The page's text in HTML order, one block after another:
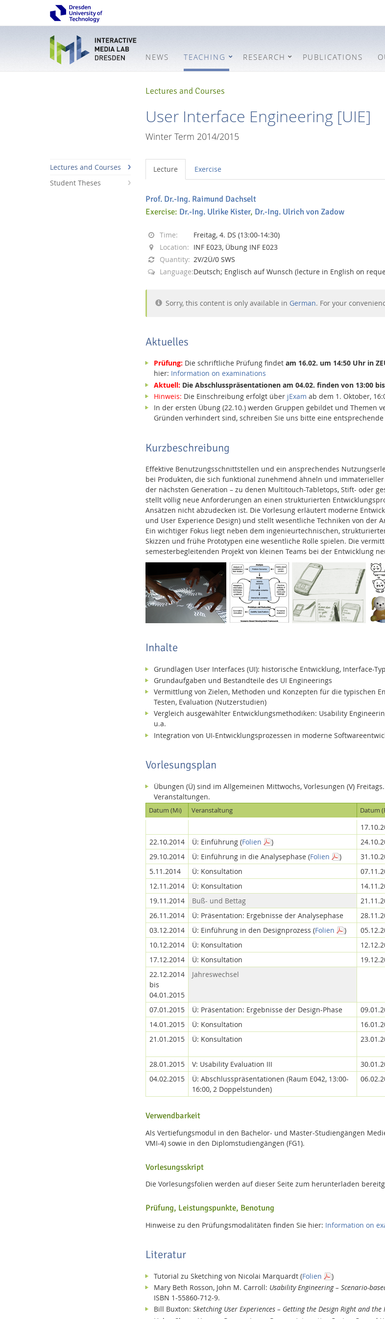
NEWS TEACHING RESEARCH PUBLICATIONS
Lectures and Courses
User Interface Engineering [UIE]
Winter Term 2014/2015
Lectures and Courses
Student Theses
Lecture Exercise
Prof. Dr.-Ing. Raimund Dachselt
Exercise: Dr.-Ing. Ulrike Kister, Dr.-Ing. Ulrich von Zadow
Time:
Freitag, 4. DS (13:00-14:30)
Location: INF E023, Übung INF E023
Quantity: 2V/2Ü/0 SWS
Language:Deutsch; Englisch auf Wunsch (lecture in English on
Sorry, this content is only available in German. For your
Aktuelles
Prüfung: Die schriftliche Prüfung findet am 16.02. um 14:50 Uhr in
hier: Information on examinations
Aktuell: Die Abschlusspräsentationen am 04.02. finden von 13:00
Hinweis: Die Einschreibung erfolgt über jExam ab dem 1. Oktober,
In der ersten Übung (22.10.) werden Gruppen gebildet und Themen
Gründen verhindert sind, schreiben Sie uns bitte eine
Kurzbeschreibung
Effektive Benutzungsschnittstellen und ein ansprechendes
bei Produkten, die sich funktional zunehmend ähneln und
der nächsten Generation – zu denen Multitouch-Tabletops, Stift- oder
stellt völlig neue Anforderungen an einen strukturierten
Ansätzen nicht abzudecken ist. Die Vorlesung erläutert moderne
und User Experience Design) und stellt wesentliche Techniken von
Ein wichtiger Fokus liegt neben dem ingenieurtechnischen,
Skizzen und frühe Prototypen eine wesentliche Rolle spielen. Die
semesterbegleitenden Projekt von kleinen Teams bei der Entwicklung
Inhalte
Grundlagen User Interfaces (UI): historische Entwicklung, Interface-
Grundaufgaben und Bestandteile des UI Engineerings
Vermittlung von Zielen, Methoden und Konzepten für die typischen
Testen, Evaluation (Nutzerstudien)
Vergleich ausgewählter Entwicklungsmethodiken: Usability
u.a.
Integration von UI-Entwicklungsprozessen in moderne
Vorlesungsplan
Übungen (Ü) sind im Allgemeinen Mittwochs, Vorlesungen (V)
Veranstaltungen.
Datum (Mi) Veranstaltung Datum
22.10.2014
Ü: Einführung (Folien )
29.10.2014
Ü: Einführung in die Analysephase (Folien )
5.11.2014
Ü: Konsultation
12.11.2014
Ü: Konsultation
19.11.2014
Buß- und Bettag
26.11.2014
Ü: Präsentation: Ergebnisse der Analysephase
03.12.2014
Ü: Einführung in den Designprozess (Folien )
10.12.2014
Ü: Konsultation
17.12.2014
Ü: Konsultation
22.12.2014
bis
04.01.2015
Jahreswechsel
07.01.2015 Ü: Präsentation: Ergebnisse der Design-Phase
14.01.2015
Ü: Konsultation
21.01.2015
Ü: Konsultation
28.01.2015
V: Usability Evaluation III
04.02.2015
Ü: Abschlusspräsentationen (Raum E042, 13:00-
16:00, 2 Doppelstunden)
Verwendbarkeit
Als Vertiefungsmodul in den Bachelor- und Master-Studiengängen
VMI-4) sowie in den Diplomstudiengängen (FG1).
Vorlesungsskript
Die Vorlesungsfolien werden auf dieser Seite zum herunterladen
Prüfung, Leistungspunkte, Benotung
Hinweise zu den Prüfungsmodalitäten finden Sie hier: Information on
Literatur
Tutorial zu Sketching von Nicolai Marquardt (Folien
)
Mary Beth Rosson, John M. Carroll: Usability Engineering – Scenario-
ISBN 1-55860-712-9.
Bill Buxton: Sketching User Experiences – Getting the Design Right and the